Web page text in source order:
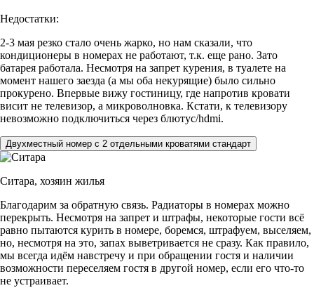
Недостатки:
2-3 мая резко стало очень жарко, но нам сказали, что
кондиционеры в номерах не работают, т.к. еще рано. Зато
батарея работала. Несмотря на запрет курения, в туалете на
момент нашего заезда (а мы оба некурящие) было сильно
прокурено. Впервые вижу гостиницу, где напротив кровати
висит не телевизор, а микроволновка. Кстати, к телевизору
невозможно подключиться через блютус/hdmi.
Двухместный номер с 2 отдельными кроватями стандарт
Ситара, хозяин жилья
Благодарим за обратную связь. Радиаторы в номерах можно
перекрыть. Несмотря на запрет и штрафы, некоторые гости всё
равно пытаются курить в номере, боремся, штрафуем, выселяем,
но, несмотря на это, запах выветривается не сразу. Как правило,
мы всегда идём навстречу и при обращении гостя и наличии
возможности переселяем гостя в другой номер, если его что-то
не устраивает.